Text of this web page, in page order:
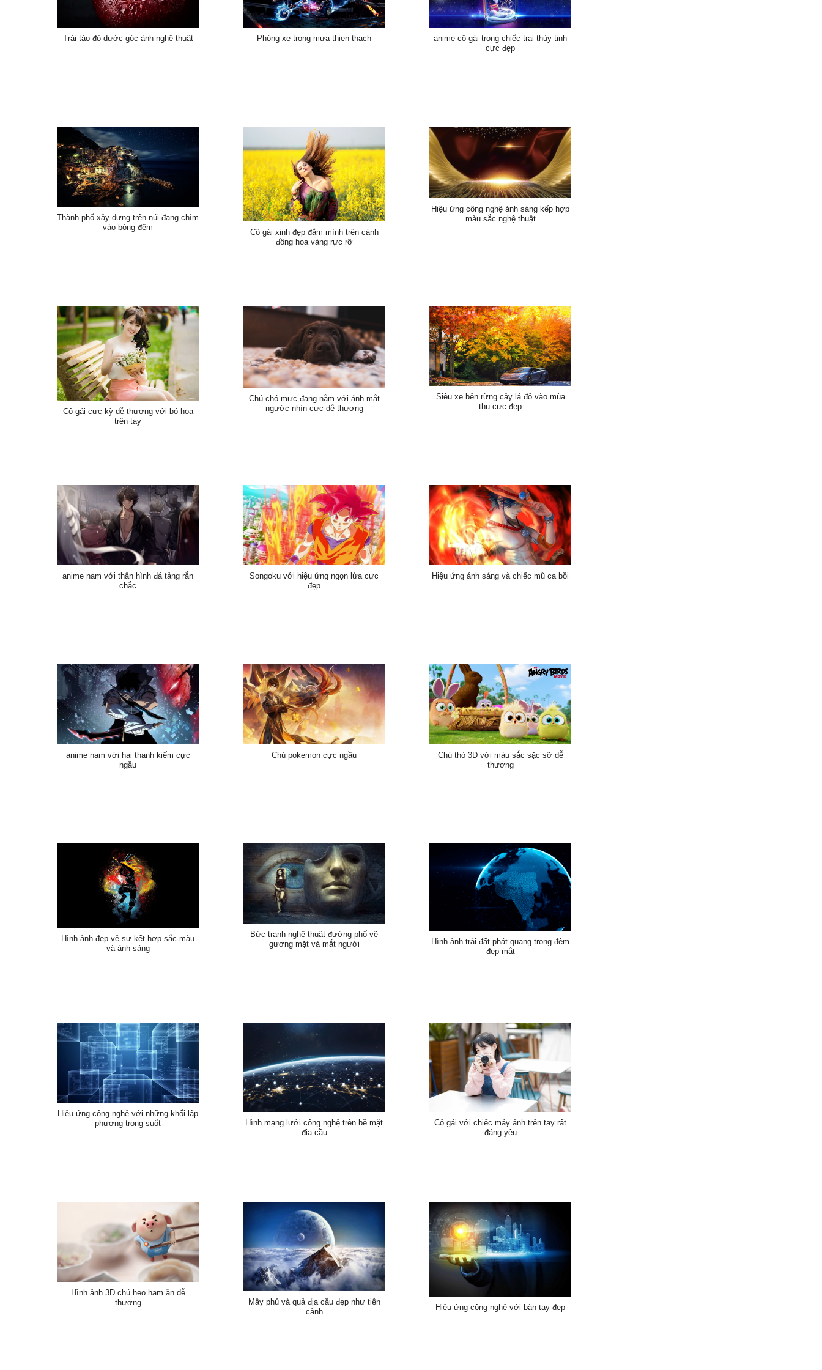
Trái táo đỏ dước góc ảnh nghệ thuật Phóng xe trong mưa thien thạch
anime cô gái trong chiếc trai thủy tinh
cực đẹp
Thành phố xây dựng trên núi đang chìm
vào bóng đêm
Cô gái xinh đẹp đắm mình trên cánh
đồng hoa vàng rực rỡ
Hiệu ứng công nghệ ánh sáng kếp hợp
màu sắc nghệ thuật
Cô gái cực kỳ dễ thương với bó hoa
trên tay
Chú chó mực đang nằm với ánh mắt
ngước nhìn cực dễ thương
Siêu xe bên rừng cây lá đỏ vào mùa
thu cực đẹp
anime nam với thân hình đá tảng rắn
chắc
Songoku với hiệu ứng ngọn lửa cực
đẹp
Hiệu ứng ánh sáng và chiếc mũ ca bồi
anime nam với hai thanh kiếm cực
ngầu
Chú pokemon cực ngầu
Chú thỏ 3D với màu sắc sặc sỡ dễ
thương
Hình ảnh đẹp về sự kết hợp sắc màu
và ánh sáng
Bức tranh nghệ thuật đường phố vẽ
gương mặt và mắt người
Hình ảnh trái đất phát quang trong đêm
đẹp mắt
Hiệu ứng công nghệ với những khối lập
phương trong suốt
Hình mạng lưới công nghệ trên bề mặt
địa cầu
Cô gái với chiếc máy ảnh trên tay rất
đáng yêu
Hình ảnh 3D chú heo ham ăn dễ
thương
Mây phủ và quả địa cầu đẹp như tiên
cảnh
Hiệu ứng công nghệ với bàn tay đẹp